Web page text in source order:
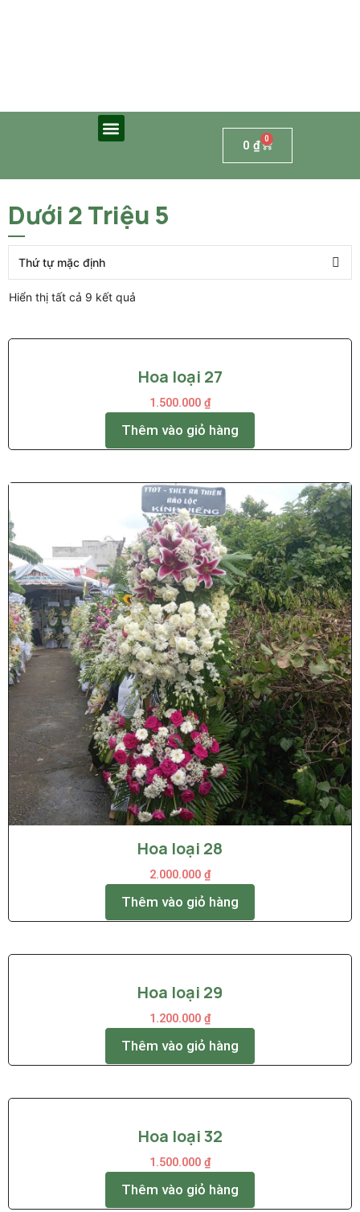
0 ₫ 0
Dưới 2 Triệu 5
Hiển thị tất cả 9 kết quả
Hoa loại 27
1.500.000 ₫
Thêm vào giỏ hàng
Hoa loại 28
2.000.000 ₫
Thêm vào giỏ hàng
Hoa loại 29
1.200.000 ₫
Thêm vào giỏ hàng
Hoa loại 32
1.500.000 ₫
Thêm vào giỏ hàng